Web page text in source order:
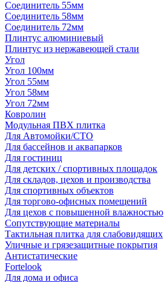
Соединитель 55мм
Соединитель 58мм
Соединитель 72мм
Плинтус алюминиевый
Плинтус из нержавеющей стали
Угол
Угол 100мм
Угол 55мм
Угол 58мм
Угол 72мм
Ковролин
Модульная ПВХ плитка
Для Автомойки/СТО
Для бассейнов и аквапарков
Для гостиниц
Для детских / спортивных площадок
Для складов, цехов и производства
Для спортивных объектов
Для торгово-офисных помещений
Для цехов с повышенной влажностью
Сопутствующие материалы
Тактильная плитка для слабовидящих
Уличные и грязезащитные покрытия
Антистатические
Fortelook
Для дома и офиса